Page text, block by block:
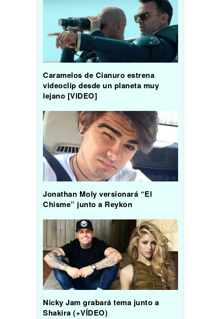
Caramelos de Cianuro estrena
videoclip desde un planeta muy
lejano [VIDEO]
Jonathan Moly versionará “El
Chisme” junto a Reykon
Nicky Jam grabará tema junto a
Shakira (+VÍDEO)